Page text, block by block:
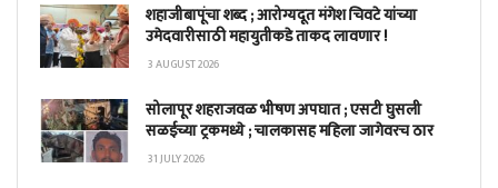
शहाजीबापूंचा शब्द ; आरोग्यदूत मंगेश चिवटे यांच्या
उमेदवारीसाठी महायुतीकडे ताकद लावणार !
3 AUGUST 2026
सोलापूर शहराजवळ भीषण अपघात ; एसटी घुसली
सळईच्या ट्रकमध्ये ; चालकासह महिला जागेवरच ठार
31 JULY 2026